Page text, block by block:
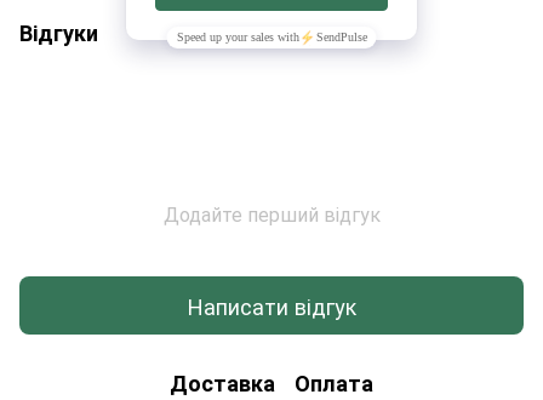
Відгуки
Додайте перший відгук
Написати відгук
Доставка Оплата